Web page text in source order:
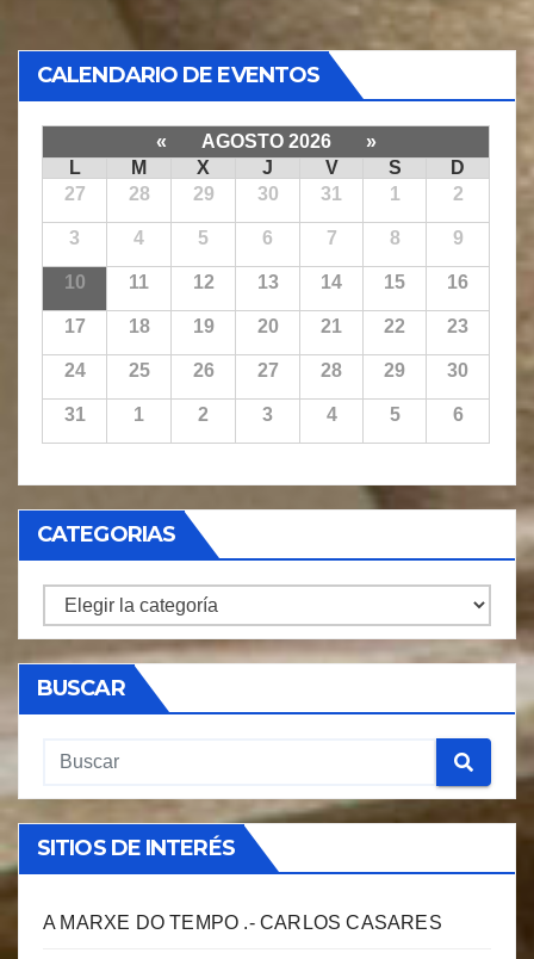
CALENDARIO DE EVENTOS
« AGOSTO 2026
»
L
M X J V S
D
27
28 29 30 31 1 2
3 4 5 6 7 8 9
10 11 12 13 14 15 16
17 18 19 20 21 22 23
24 25 26 27 28 29 30
31 1 2 3 4 5 6
CATEGORIAS
CATEGORIAS
BUSCAR
SITIOS DE INTERÉS
A MARXE DO TEMPO .- CARLOS CASARES